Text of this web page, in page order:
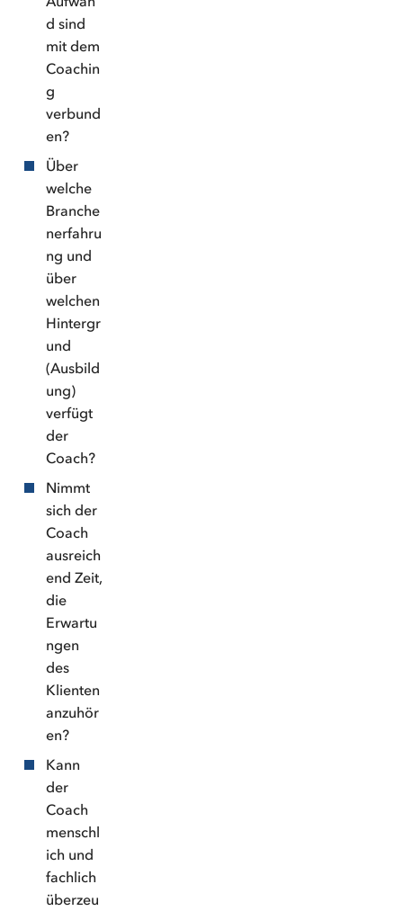
d sind
mit dem
Coachin
g
verbund
en?
Über
welche
Branche
nerfahru
ng und
über
welchen
Hintergr
und
(Ausbild
ung)
verfügt
der
Coach?
Nimmt
sich der
Coach
ausreich
end Zeit,
die
Erwartu
ngen
des
Klienten
anzuhör
en?
Kann
der
Coach
menschl
ich und
fachlich
überzeu